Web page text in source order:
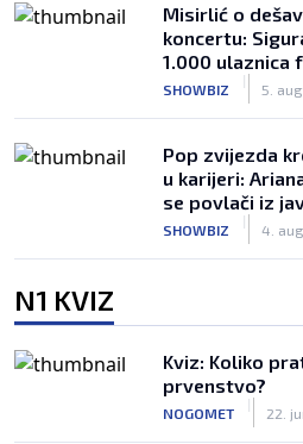
Misirlić o
koncertu:
1.000 ulaznica
SHOWBIZ
|
5. aug.
Pop zvijezda
u karijeri:
se povlači iz
SHOWBIZ
|
4. aug.
N1 KVIZ
Kviz: Koliko
prvenstvo?
NOGOMET
|
22.